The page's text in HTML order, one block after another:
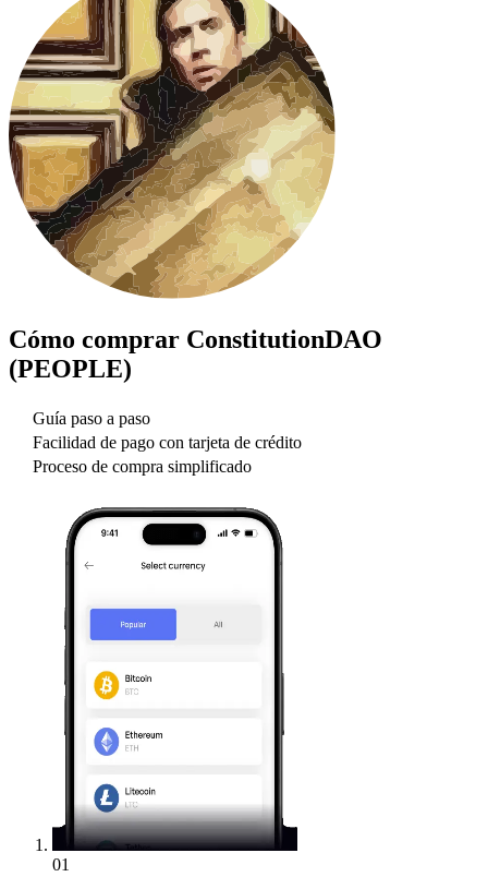
Cómo comprar ConstitutionDAO
(PEOPLE)
Guía paso a paso
Facilidad de pago con tarjeta de crédito
Proceso de compra simplificado
01